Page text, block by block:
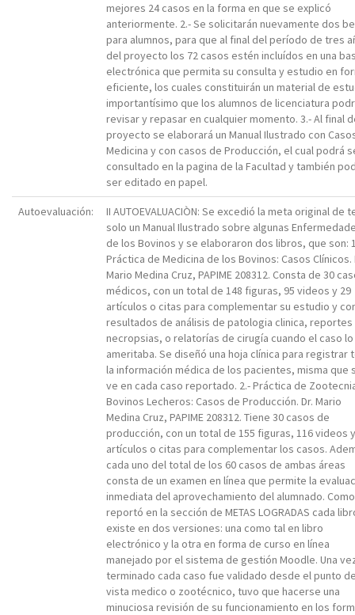
mejores 24 casos en la forma en que se explicó
anteriormente. 2.- Se solicitarán nuevamente dos
para alumnos, para que al final del período de tres
del proyecto los 72 casos estén incluídos en una
electrónica que permita su consulta y estudio en
eficiente, los cuales constituirán un material de
importantísimo que los alumnos de licenciatura
revisar y repasar en cualquier momento. 3.- Al final
proyecto se elaborará un Manual Ilustrado con
Medicina y con casos de Producción, el cual podrá
consultado en la pagina de la Facultad y también
ser editado en papel.
Autoevaluación:
II AUTOEVALUACIÒN: Se excedió la meta original de
solo un Manual Ilustrado sobre algunas
de los Bovinos y se elaboraron dos libros, que son:
Práctica de Medicina de los Bovinos: Casos Clínicos.
Mario Medina Cruz, PAPIME 208312. Consta de 30
médicos, con un total de 148 figuras, 95 videos y 29
artículos o citas para complementar su estudio y
resultados de análisis de patologia clinica, reportes
necropsias, o relatorías de cirugía cuando el caso lo
ameritaba. Se diseñó una hoja clínica para registrar
la información médica de los pacientes, misma que
ve en cada caso reportado. 2.- Práctica de
Bovinos Lecheros: Casos de Producción. Dr. Mario
Medina Cruz, PAPIME 208312. Tiene 30 casos de
producción, con un total de 155 figuras, 116 videos
artículos o citas para complementar los casos.
cada uno del total de los 60 casos de ambas áreas
consta de un examen en línea que permite la
inmediata del aprovechamiento del alumnado.
reportó en la sección de METAS LOGRADAS cada
existe en dos versiones: una como tal en libro
electrónico y la otra en forma de curso en línea
manejado por el sistema de gestión Moodle. Una
terminado cada caso fue validado desde el punto
vista medico o zootécnico, tuvo que hacerse una
minuciosa revisión de su funcionamiento en los